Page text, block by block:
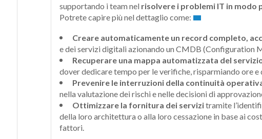
supportando i team nel risolvere i problemi IT in
Potrete capire più nel dettaglio come:
Creare automaticamente un record completo,
e dei servizi digitali azionando un CMDB (Configuration
Recuperare una mappa automatizzata del
dover dedicare tempo per le verifiche, risparmiando ore e
Prevenire le interruzioni della continuità
nella valutazione dei rischi e nelle decisioni di
Ottimizzare la fornitura dei servizitramite
della loro architettura o alla loro cessazione in base ai
fattori.